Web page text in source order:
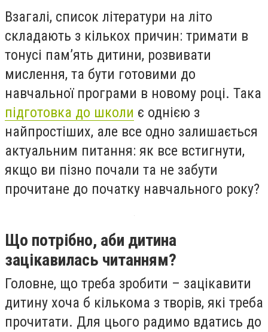
Взагалі, список літератури на літо
складають з кількох причин: тримати в
тонусі пам’ять дитини, розвивати
мислення, та бути готовими до
навчальної програми в новому році. Така
підготовка до школи є однією з
найпростіших, але все одно залишається
актуальним питання: як все встигнути,
якщо ви пізно почали та не забути
прочитане до початку навчального року?
Що потрібно, аби дитина
зацікавилась читанням?
Головне, що треба зробити – зацікавити
дитину хоча б кількома з творів, які треба
прочитати. Для цього радимо вдатись до